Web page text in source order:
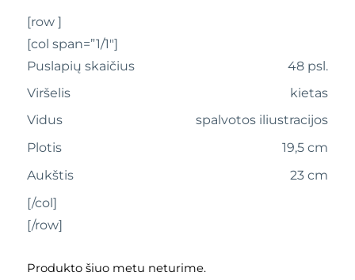
[row ]
[col span=”1/1″]
Puslapių skaičius
48 psl.
Viršelis
kietas
Vidus
spalvotos iliustracijos
Plotis
19,5 cm
Aukštis
23 cm
[/col]
[/row]
Produkto šiuo metu neturime.